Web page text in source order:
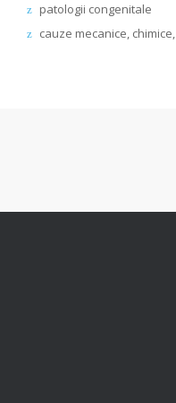
patologii congenitale
cauze mecanice, chimice,